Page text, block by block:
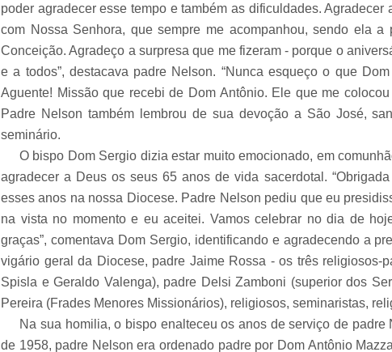
poder agradecer esse tempo e também as dificuldades.
com Nossa Senhora, que sempre me acompanhou, sendo ela
Conceição. Agradeço a surpresa que me fizeram - porque o
e a todos”, destacava padre Nelson. “Nunca esqueço o que
Aguente! Missão que recebi de Dom Antônio. Ele que me
Padre Nelson também lembrou de sua devoção a São José,
seminário.
O bispo Dom Sergio dizia estar muito emocionado, em
agradecer a Deus os seus 65 anos de vida sacerdotal.
esses anos na nossa Diocese. Padre Nelson pediu que eu
na vista no momento e eu aceitei. Vamos celebrar no dia de
graças”, comentava Dom Sergio, identificando e agradecendo a
vigário geral da Diocese, padre Jaime Rossa - os três religiosos-
Spisla e Geraldo Valenga), padre Delsi Zamboni (superior dos
Pereira (Frades Menores Missionários), religiosos, seminaristas,
Na sua homilia, o bispo enalteceu os anos de serviço de padre
de 1958, padre Nelson era ordenado padre por Dom Antônio